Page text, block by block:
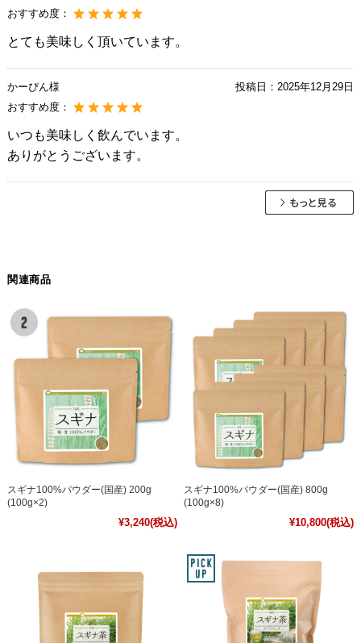
おすすめ度：
とても美味しく頂いています。
かーぴん様 投稿日： 2025年12月29日
おすすめ度：
いつも美味しく飲んでいます。
ありがとうございます。
関連商品
スギナ100%パウダー(国産) 200g
(100g×2)
¥3,240(税込)
スギナ100%パウダー(国産) 800g
(100g×8)
¥10,800(税込)